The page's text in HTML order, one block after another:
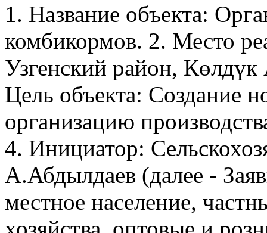
1. Название объекта:
комбикормов. 2. Место
Узгенский район,
Цель объекта: Создание
организацию
4. Инициатор:
А.Абдылдаев (далее -
местное население,